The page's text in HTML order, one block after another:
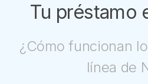
Tu préstamo
¿Cómo funcionan
línea de